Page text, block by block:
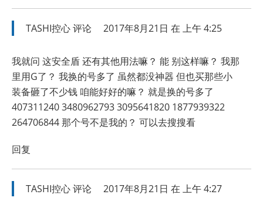
TASHI控心评论 2017年8月21日 在 上午 4:25
我就问 这安全盾 还有其他用法嘛？ 能 别这样嘛？ 我那
里用G了？ 我换的号多了 虽然都没神器 但也买那些小
装备砸了不少钱 咱能好好的嘛？ 就是换的号多了
407311240 3480962793 3095641820 1877939322
264706844 那个号不是我的？ 可以去搜搜看
回复
TASHI控心评论 2017年8月21日 在 上午 4:27